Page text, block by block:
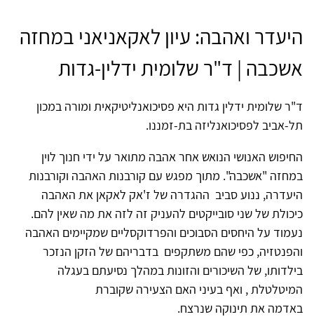
היעדר ואהבה: עיון לאקאניאני במחזה
אשכבה | ד"ר שלומית ידלין-גדות
ד"ר שלומית ידלין גדות היא פסיכואנליטיקאית ומורה במכון
תל-אביב לפסיכואנליזה בת-זמננו.
החיפוש האנושי הנואש אחר אהבה מתואר על ידי חנוך לוין
במחזה "אשכבה". מתוך מפגש עם קורבנות האהבה וקורבנות
היעדרה, ננוע סביב ההגדרה של ז'אק לאקאן את האהבה
כיכולת של שני סובייקטים להעניק זה לזה את מה שאין להם.
נעמוד על היחסים הסבוכים והפרדוקסליים שמקיימים האהבה
והפנטזיה, כפי שהם משתקפים בדבריהם של הזקן הנזכר
בילדותו, של השיכורים והזונות במהלך נסיעתם בעגלה
המיטלטלת , ואף בעיני האם הצעירה שקוברת
באדמה את תינוקה שנרצח.